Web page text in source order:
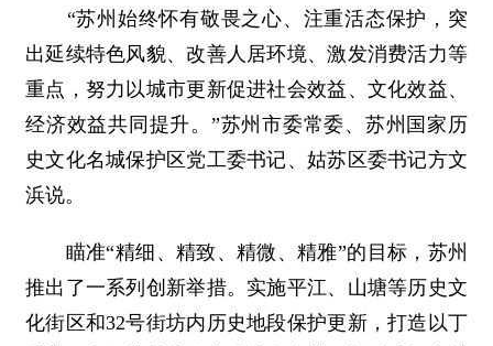
“苏州始终怀有敬畏之心、注重活态保护，突
出延续特色风貌、改善人居环境、激发消费活力等
重点，努力以城市更新促进社会效益、文化效益、
经济效益共同提升。”苏州市委常委、苏州国家历
史文化名城保护区党工委书记、姑苏区委书记方文
浜说。
瞄准“精细、精致、精微、精雅”的目标，苏州
推出了一系列创新举措。实施平江、山塘等历史文
化街区和32号街坊内历史地段保护更新，打造以丁